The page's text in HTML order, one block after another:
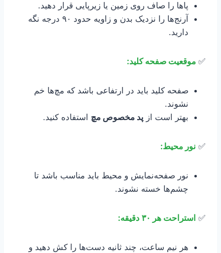
پاها را صاف روی زمین یا زیرپایی قرار دهید.
آرنج‌ها را نزدیک بدن و زاویه حدود ۹۰ درجه نگه
دارید.
✅ موقعیت صفحه کلید:
صفحه کلید باید در ارتفاعی باشد که مچ‌ها خم
نشوند.
بهتر است از پد مخصوص مچ استفاده کنید.
✅ نور محیط:
نور صفحه‌نمایش و محیط باید مناسب باشد تا
چشم‌ها خسته نشوند.
✅ استراحت هر ۳۰ دقیقه:
هر نیم ساعت، چند ثانیه دست‌ها را کش دهید و